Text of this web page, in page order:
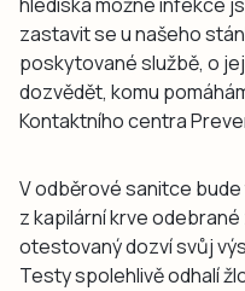
zastavit se u našeho
poskytované službě, o
dozvědět, komu
Kontaktního centra
V odběrové sanitce
z kapilární krve
otestovaný dozví svůj
Testy spolehlivě odhalí